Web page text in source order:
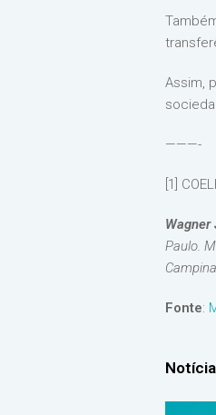
Assim,
———-
[1]
Wagner
Paulo.
Fonte: